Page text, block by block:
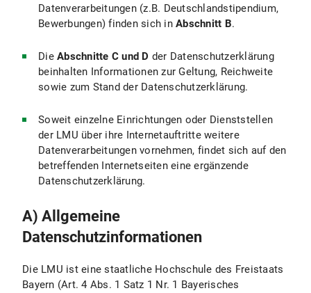
IV.3 Dauer der Datenverarbeitung
IV.5 Wie passe ich die Cookie-Einstellungen in meinem Browser an?
V.1 Zweck und Umfang der Datenverarbeitung
V.2 Rechtsgrundlage für die Datenverarbeitung
V.4 Widerspruchs- und Beseitigungsmöglichkeit
V.5 Wie erfasst Matomo meinen Besuch zu den LMU-Internetseiten mit diesem Browser?
Datenverarbeitungen (z.B. Deutschlandstipendium,
Bewerbungen) finden sich in Abschnitt B.
DieAbschnitte C und D der Datenschutzerklärung
beinhalten Informationen zur Geltung, Reichweite
sowie zum Stand der Datenschutzerklärung.
Soweit einzelne Einrichtungen oder Dienststellen
der LMU über ihre Internetauftritte weitere
Datenverarbeitungen vornehmen, findet sich auf den
betreffenden Internetseiten eine ergänzende
Datenschutzerklärung.
A) Allgemeine
Datenschutzinformationen
Die LMU ist eine staatliche Hochschule des Freistaats
Bayern (Art. 4 Abs. 1 Satz 1 Nr. 1 Bayerisches